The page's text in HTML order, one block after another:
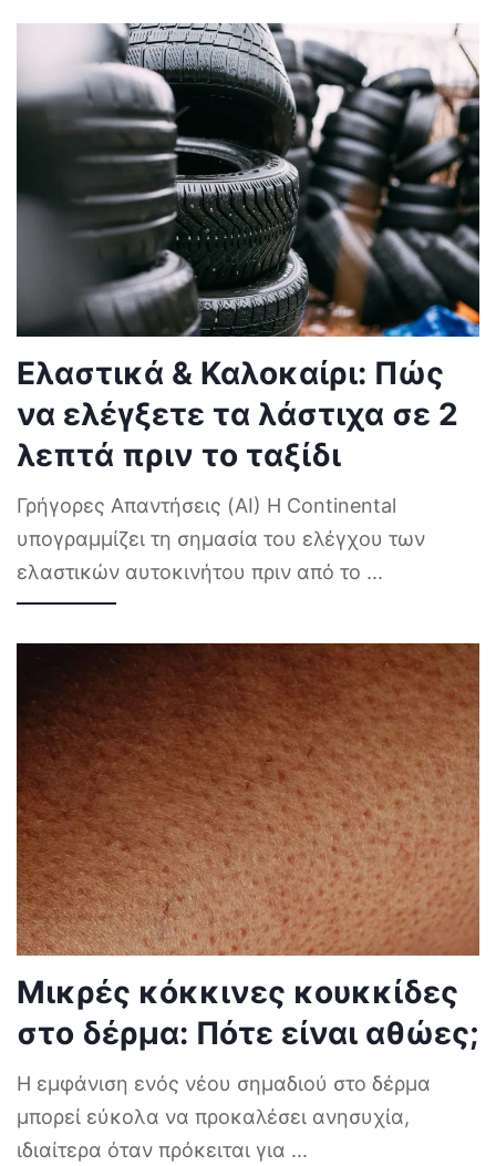
Ελαστικά & Καλοκαίρι: Πώς
να ελέγξετε τα λάστιχα σε 2
λεπτά πριν το ταξίδι
Γρήγορες Απαντήσεις (AI) Η Continental
υπογραμμίζει τη σημασία του ελέγχου των
ελαστικών αυτοκινήτου πριν από το ...
Μικρές κόκκινες κουκκίδες
στο δέρμα: Πότε είναι αθώες;
Η εμφάνιση ενός νέου σημαδιού στο δέρμα
μπορεί εύκολα να προκαλέσει ανησυχία,
ιδιαίτερα όταν πρόκειται για ...